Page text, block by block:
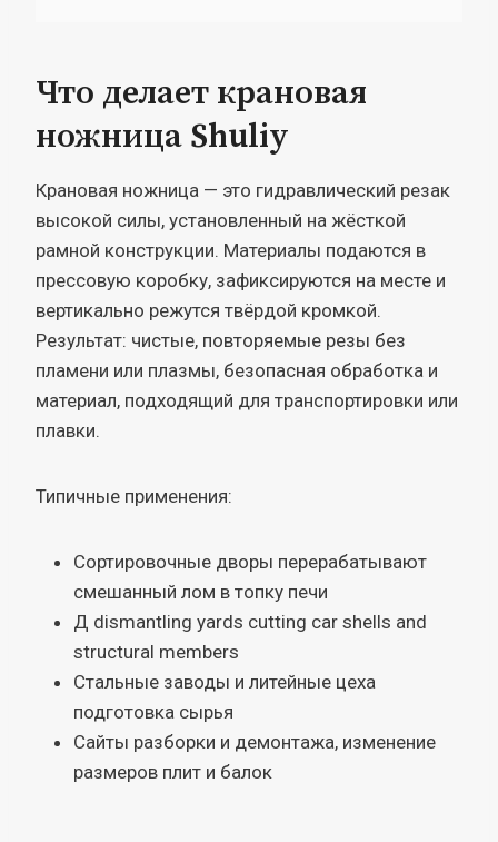
Что делает крановая
ножница Shuliy
Крановая ножница — это гидравлический резак
высокой силы, установленный на жёсткой
рамной конструкции. Материалы подаются в
прессовую коробку, зафиксируются на месте и
вертикально режутся твёрдой кромкой.
Результат: чистые, повторяемые резы без
пламени или плазмы, безопасная обработка и
материал, подходящий для транспортировки или
плавки.
Типичные применения:
Сортировочные дворы перерабатывают
смешанный лом в топку печи
Д dismantling yards cutting car shells and
structural members
Стальные заводы и литейные цеха
подготовка сырья
Сайты разборки и демонтажа, изменение
размеров плит и балок